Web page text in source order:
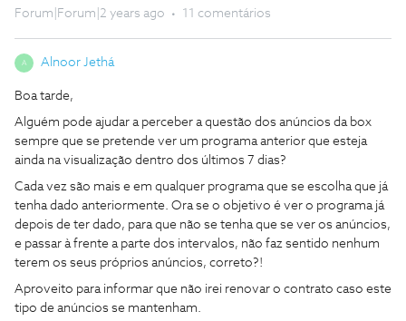
Forum|Forum|2 years ago 11 comentários
A Alnoor Jethá
Boa tarde,
Alguém pode ajudar a perceber a questão dos anúncios da box
sempre que se pretende ver um programa anterior que esteja
ainda na visualização dentro dos últimos 7 dias?
Cada vez são mais e em qualquer programa que se escolha que já
tenha dado anteriormente. Ora se o objetivo é ver o programa já
depois de ter dado, para que não se tenha que se ver os anúncios,
e passar à frente a parte dos intervalos, não faz sentido nenhum
terem os seus próprios anúncios, correto?!
Aproveito para informar que não irei renovar o contrato caso este
tipo de anúncios se mantenham.